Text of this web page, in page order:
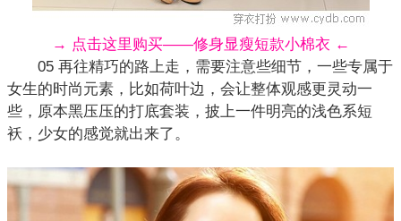
→ 点击这里购买——修身显瘦短款小棉衣 ←
05 再往精巧的路上走，需要注意些细节，一些专属于
女生的时尚元素，比如荷叶边，会让整体观感更灵动一
些，原本黑压压的打底套装 ，披上一件明亮的浅色系短
袄，少女的感觉就出来了。